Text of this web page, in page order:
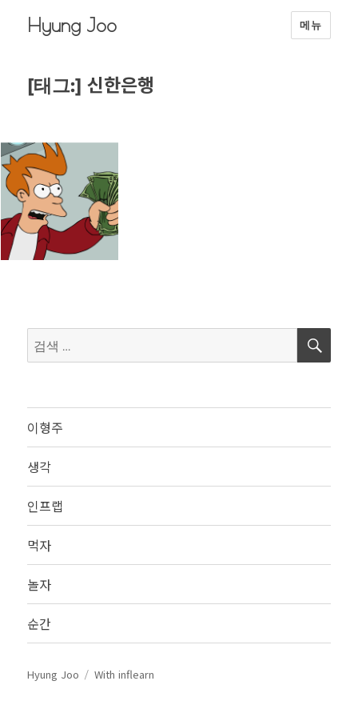
Hyung Joo 메뉴
[태그:]신한은행
검
색:
검
이형주
생각
인프랩
먹자
놀자
순간
Hyung Joo With inflearn